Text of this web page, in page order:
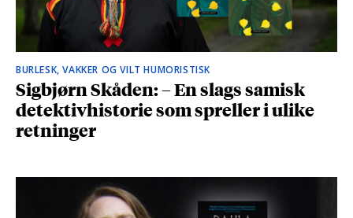
BURLESK, VAKKER OG VILT HUMORISTISK
Sigbjørn Skåden: – En slags samisk
detektivhistorie som spreller i ulike
retninger